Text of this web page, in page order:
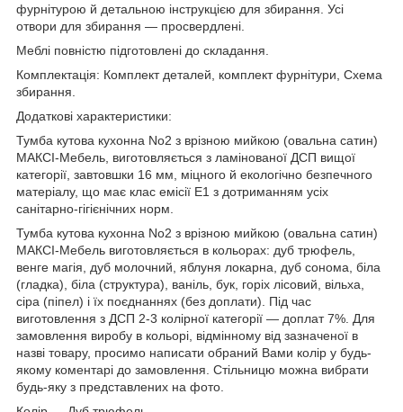
фурнітурою й детальною інструкцією для збирання. Усі
отвори для збирання — просвердлені.
Меблі повністю підготовлені до складання.
Комплектація: Комплект деталей, комплект фурнітури, Схема
збирання.
Додаткові характеристики:
Тумба кутова кухонна No2 з врізною мийкою (овальна сатин)
МАКСІ-Мебель, виготовляється з ламінованої ДСП вищої
категорії, завтовшки 16 мм, міцного й екологічно безпечного
матеріалу, що має клас емісії Е1 з дотриманням усіх
санітарно-гігієнічних норм.
Тумба кутова кухонна No2 з врізною мийкою (овальна сатин)
МАКСІ-Мебель виготовляється в кольорах: дуб трюфель,
венге магія, дуб молочний, яблуня локарна, дуб сонома, біла
(гладка), біла (структура), ваніль, бук, горіх лісовий, вільха,
сіра (піпел) і їх поєднаннях (без доплати). Під час
виготовлення з ДСП 2-3 колірної категорії — доплат 7%. Для
замовлення виробу в кольорі, відмінному від зазначеної в
назві товару, просимо написати обраний Вами колір у будь-
якому коментарі до замовлення. Стільницю можна вибрати
будь-яку з представлених на фото.